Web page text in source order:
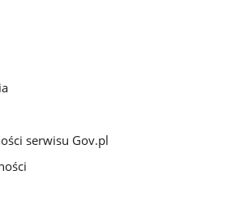
serwisu Gov.pl